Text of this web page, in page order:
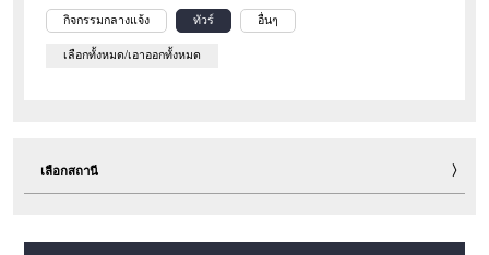
กิจกรรมกลางแจ้ง ทัวร์ อื่นๆ
เลือกทั้งหมด/เอาออกทั้งหมด
เลือกสถานี